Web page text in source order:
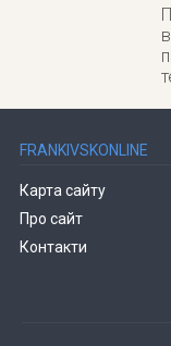
FRANKIVSKONLINE
Карта сайту
Про сайт
Контакти